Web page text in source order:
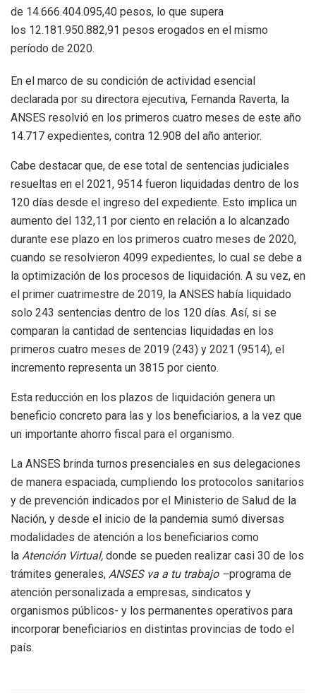
de 14.666.404.095,40 pesos, lo que supera
los 12.181.950.882,91 pesos erogados en el mismo
período de 2020.
En el marco de su condición de actividad esencial
declarada por su directora ejecutiva, Fernanda Raverta, la
ANSES resolvió en los primeros cuatro meses de este año
14.717 expedientes, contra 12.908 del año anterior.
Cabe destacar que, de ese total de sentencias judiciales
resueltas en el 2021, 9514 fueron liquidadas dentro de los
120 días desde el ingreso del expediente. Esto implica un
aumento del 132,11 por ciento en relación a lo alcanzado
durante ese plazo en los primeros cuatro meses de 2020,
cuando se resolvieron 4099 expedientes, lo cual se debe a
la optimización de los procesos de liquidación. A su vez, en
el primer cuatrimestre de 2019, la ANSES había liquidado
solo 243 sentencias dentro de los 120 días. Así, si se
comparan la cantidad de sentencias liquidadas en los
primeros cuatro meses de 2019 (243) y 2021 (9514), el
incremento representa un 3815 por ciento.
Esta reducción en los plazos de liquidación genera un
beneficio concreto para las y los beneficiarios, a la vez que
un importante ahorro fiscal para el organismo.
La ANSES brinda turnos presenciales en sus delegaciones
de manera espaciada, cumpliendo los protocolos sanitarios
y de prevención indicados por el Ministerio de Salud de la
Nación, y desde el inicio de la pandemia sumó diversas
modalidades de atención a los beneficiarios como
la Atención Virtual, donde se pueden realizar casi 30 de los
trámites generales, ANSES va a tu trabajo –programa de
atención personalizada a empresas, sindicatos y
organismos públicos- y los permanentes operativos para
incorporar beneficiarios en distintas provincias de todo el
país.